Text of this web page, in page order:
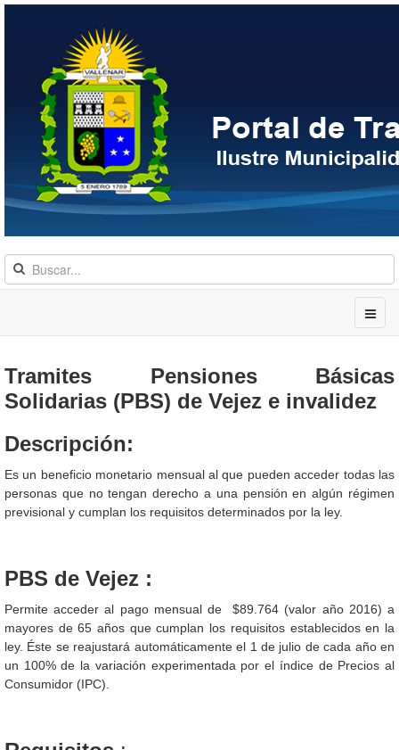
Tramites Pensiones Básicas
Solidarias (PBS) de Vejez e invalidez
Descripción:
Es un beneficio monetario mensual al que pueden acceder todas las
personas que no tengan derecho a una pensión en algún régimen
previsional y cumplan los requisitos determinados por la ley.
PBS de Vejez :
Permite acceder al pago mensual de $89.764 (valor año 2016) a
mayores de 65 años que cumplan los requisitos establecidos en la
ley. Éste se reajustará automáticamente el 1 de julio de cada año en
un 100% de la variación experimentada por el índice de Precios al
Consumidor (IPC).